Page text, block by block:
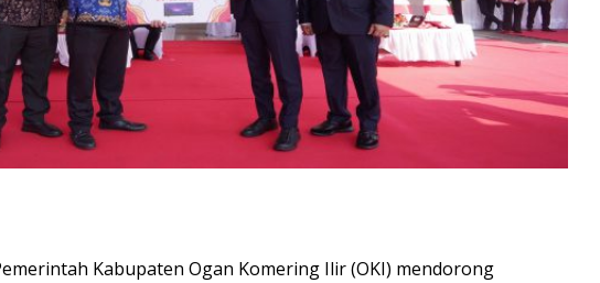
Kabupaten Ogan Komering Ilir (OKI) mendorong